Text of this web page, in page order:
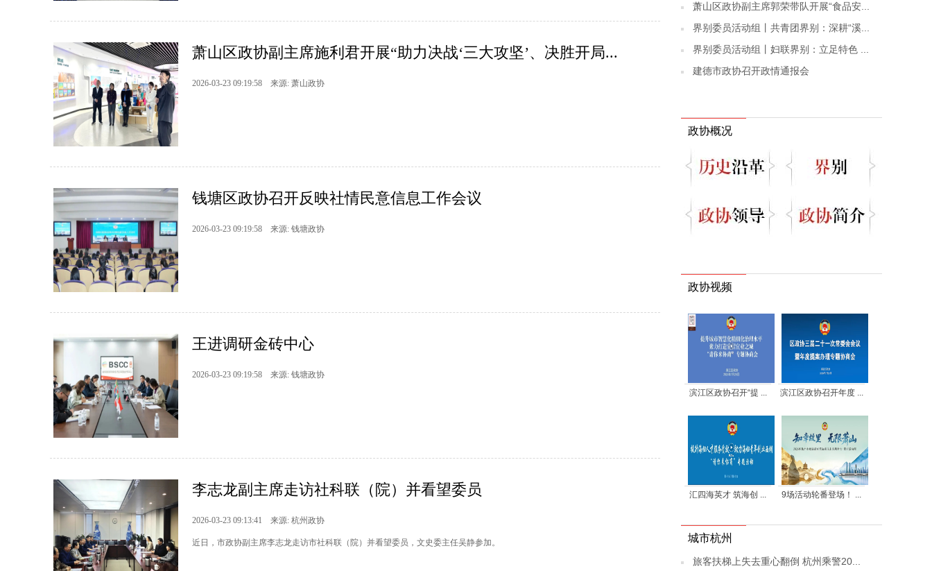
萧山区政协副主席施利君开展“助力决战‘三大攻坚’、决胜开局...
2026-03-23 09:19:58 来源: 萧山政协
钱塘区政协召开反映社情民意信息工作会议
2026-03-23 09:19:58 来源: 钱塘政协
王进调研金砖中心
2026-03-23 09:19:58 来源: 钱塘政协
李志龙副主席走访社科联（院）并看望委员
2026-03-23 09:13:41 来源: 杭州政协
近日，市政协副主席李志龙走访市社科联（院）并看望委员，文史委主任吴静参加。
萧山区政协副主席郭荣带队开展“食品安...
界别委员活动组丨共青团界别：深耕“溪...
界别委员活动组丨妇联界别：立足特色 ...
建德市政协召开政情通报会
政协概况
政协视频
滨江区政协召开“提 ... 滨江区政协召开年度 ...
汇四海英才 筑海创 ... 9场活动轮番登场！ ...
城市杭州
旅客扶梯上失去重心翻倒 杭州乘警20...